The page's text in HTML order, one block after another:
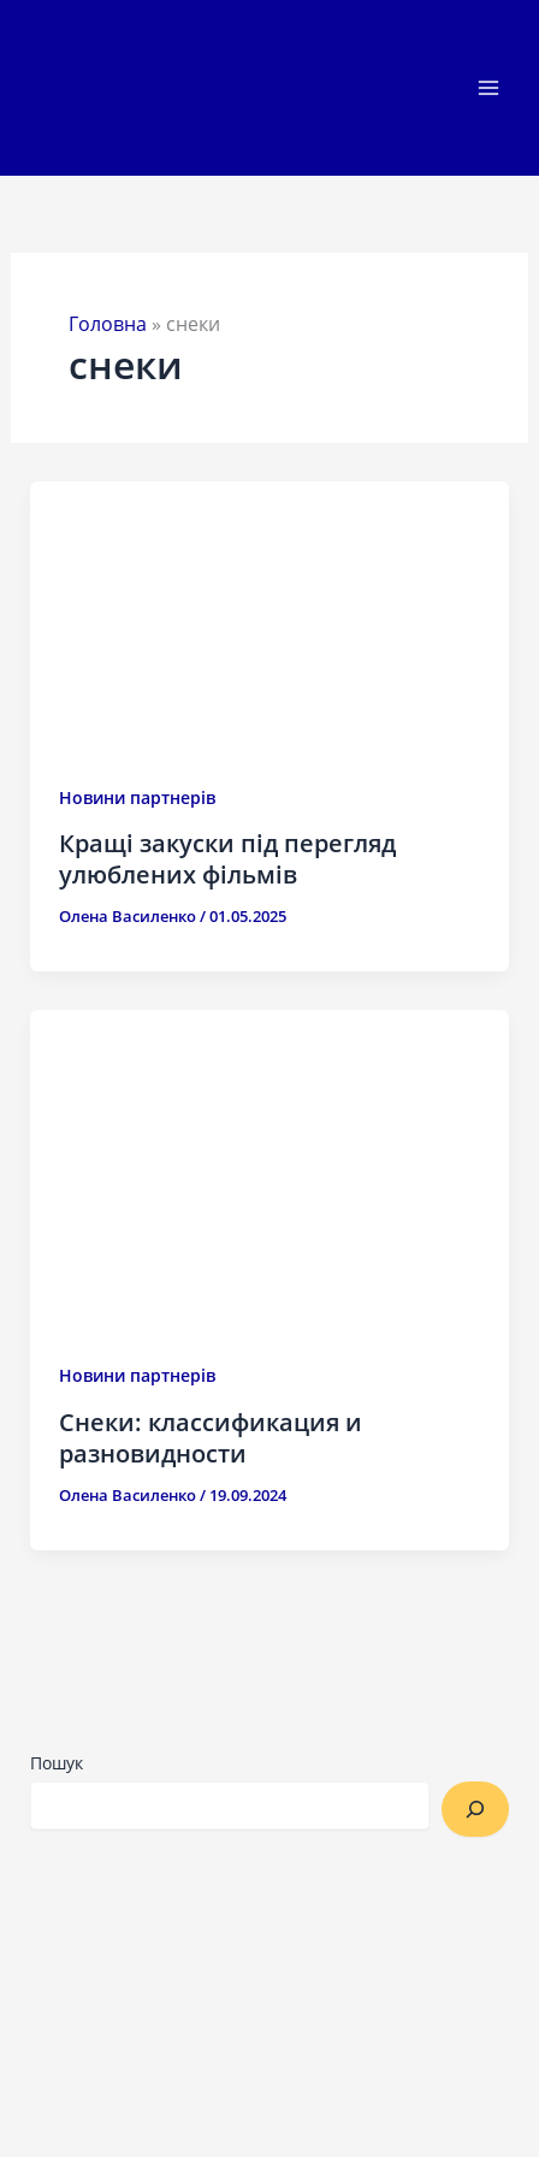
Головна » снеки
снеки
Новини партнерів
Кращі закуски під перегляд
улюблених фільмів
Олена Василенко/01.05.2025
Новини партнерів
Снеки: классификация и
разновидности
Олена Василенко/ 19.09.2024
Пошук